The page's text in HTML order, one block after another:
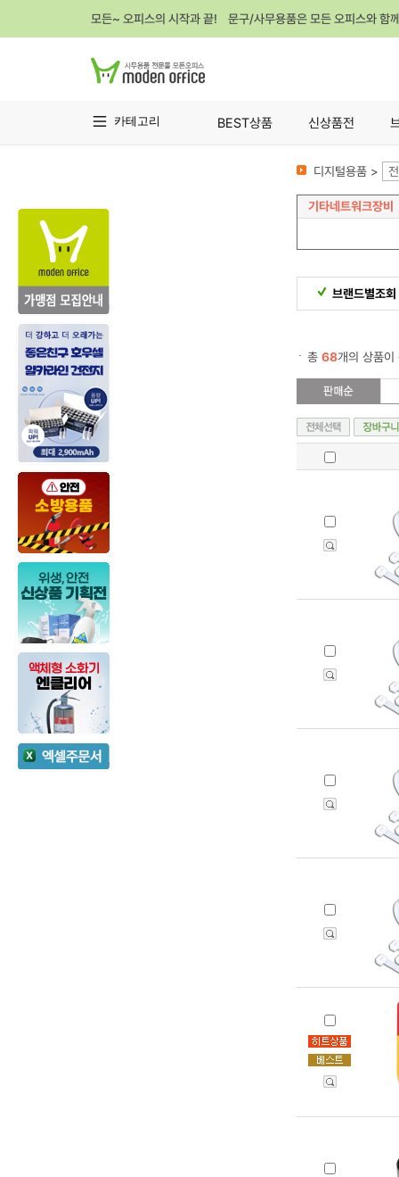
모든~ 오피스의 시작과 끝! 문구/사무용품은 모든 오피스와 함
카테고리 BEST상품 신상품전
디지털용품 >
기타네트워크장비
브랜드별조회
총 68개의 상품이